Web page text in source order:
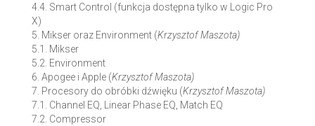
4.4. Smart Control (funkcja dostępna tylko w Logic Pro
X)
5. Mikser oraz Environment (Krzysztof Maszota)
5.1. Mikser
5.2. Environment
6. Apogee i Apple (Krzysztof Maszota)
7. Procesory do obróbki dźwięku (Krzysztof Maszota)
7.1. Channel EQ, Linear Phase EQ, Match EQ
7.2. Compressor